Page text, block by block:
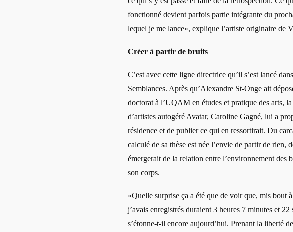
fonctionné devient parfois partie intégrante du
lequel je me lance», explique l’artiste originaire de
Créer à partir de bruits
C’est avec cette ligne directrice qu’il s’est lancé
Semblances. Après qu’Alexandre St-Onge ait
doctorat à l’UQAM en études et pratique des arts,
d’artistes autogéré Avatar, Caroline Gagné, lui a
résidence et de publier ce qui en ressortirait. Du
calculé de sa thèse est née l’envie de partir de rien,
émergerait de la relation entre l’environnement des
son corps.
«Quelle surprise ça a été que de voir que, mis bout
j’avais enregistrés duraient 3 heures 7 minutes et 22
s’étonne-t-il encore aujourd’hui. Prenant la liberté